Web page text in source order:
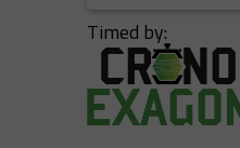
Timed by: